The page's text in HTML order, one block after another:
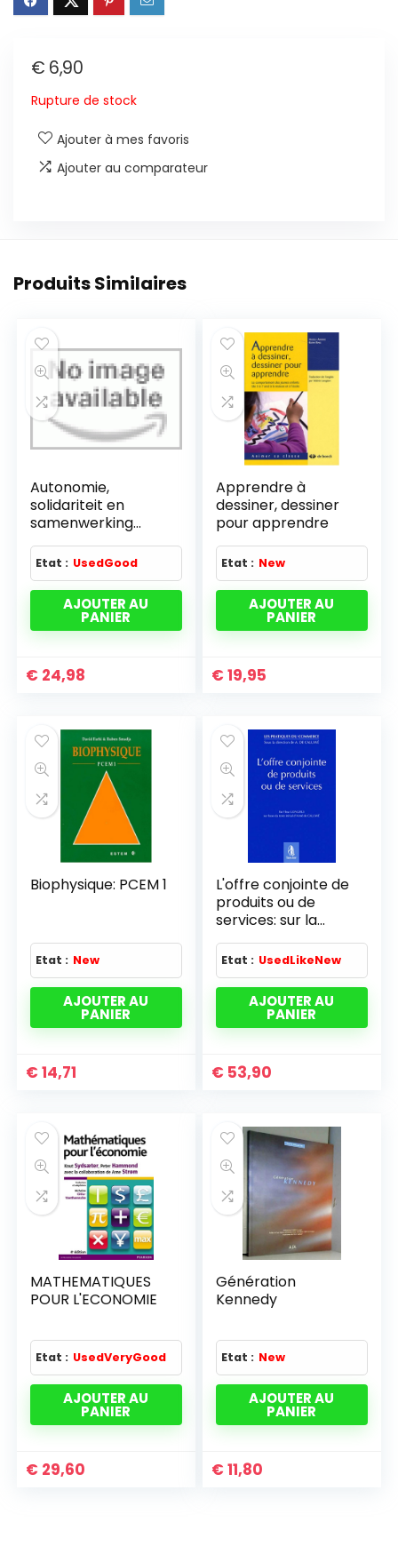
€ 6,90
Rupture de stock
Ajouter à mes favoris
Ajouter au comparateur
Produits Similaires
Autonomie,
solidariteit en
samenwerking
colloque 6-7/11/00
reg. brux. cap.
Etat : UsedGood
AJOUTER AU
PANIER
€ 24,98
Apprendre à
dessiner, dessiner
pour apprendre
Etat : New
AJOUTER AU
PANIER
€ 19,95
Biophysique: PCEM 1
Etat : New
AJOUTER AU
PANIER
€ 14,71
L'offre conjointe de
produits ou de
services: sur la
base du texte initial
d'Aimé De Caluwé
Etat : UsedLikeNew
AJOUTER AU
PANIER
€ 53,90
MATHEMATIQUES
POUR L'ECONOMIE
Etat : UsedVeryGood
AJOUTER AU
PANIER
€ 29,60
Génération
Kennedy
Etat : New
AJOUTER AU
PANIER
€ 11,80